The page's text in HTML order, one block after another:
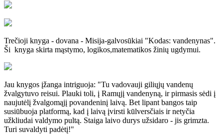
Trečioji knyga - dovana - Misija-galvosūkiai "Kodas: vandenynas".
Ši knyga skirta mąstymo, logikos,matematikos žinių ugdymui.
Jau knygos įžanga intriguoja: "Tu vadovauji giliųjų vandenų
žvalgytuvo reisui. Plauki toli, į Ramųjį vandenyną, ir pirmasis sėdi į
naujutėlį žvalgomąjį povandeninį laivą. Bet lipant bangos taip
susiūbuoja platformą, kad į laivą įvirsti kūlversčiais ir netyčia
užkliudai valdymo pultą. Staiga laivo durys užsidaro - jis grimzta.
Turi suvaldyti padėtį!"